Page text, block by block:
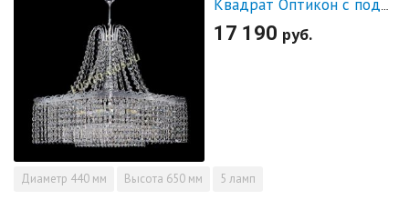
Квадрат Оптикон с подвесом
17 190 руб.
Диаметр 440 мм Высота 650 мм 5 ламп